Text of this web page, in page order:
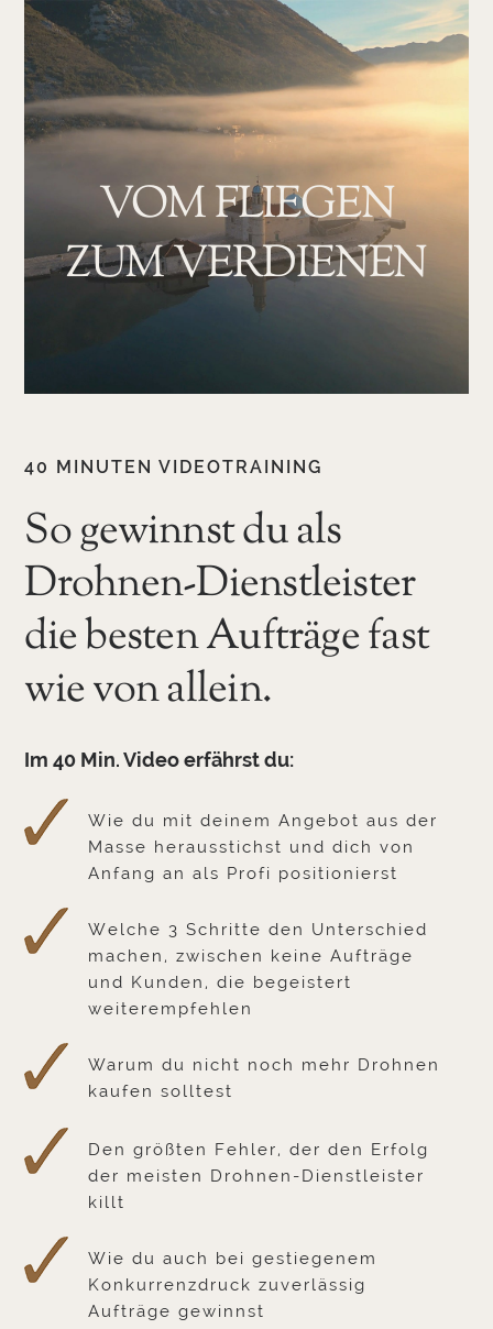
Skip
content
VOM FLIEGEN
ZUM VERDIENEN
40 MINUTEN VIDEOTRAINING
So gewinnst du als
Drohnen-Dienstleister
die besten Aufträge fast
wie von allein.
Im 40 Min. Video erfährst du:
Wie du mit deinem Angebot aus der
Masse herausstichst und dich von
Anfang an als Profi positionierst
Welche 3 Schritte den Unterschied
machen, zwischen keine Aufträge
und Kunden, die begeistert
weiterempfehlen
Warum du nicht noch mehr Drohnen
kaufen solltest
Den größten Fehler, der den Erfolg
der meisten Drohnen-Dienstleister
killt
Wie du auch bei gestiegenem
Konkurrenzdruck zuverlässig
Aufträge gewinnst